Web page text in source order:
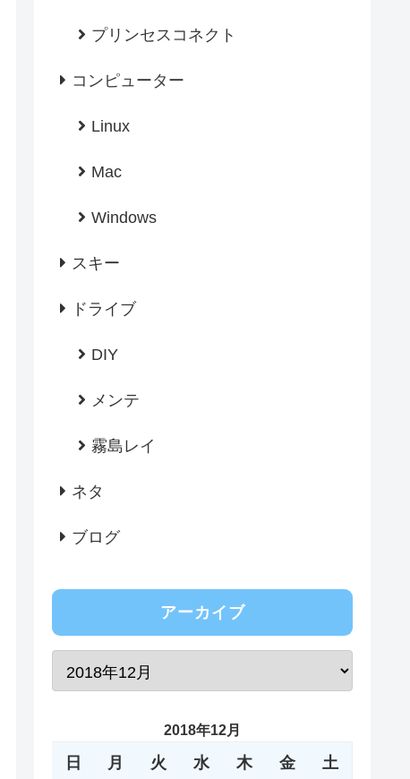
プリンセスコネクト
コンピューター
Linux
Mac
Windows
スキー
ドライブ
DIY
メンテ
霧島レイ
ネタ
ブログ
アーカイブ
2018年12月
日 月 火 水 木 金 土